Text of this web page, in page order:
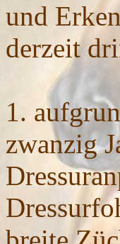
und
derzeit
1.
zwanzig